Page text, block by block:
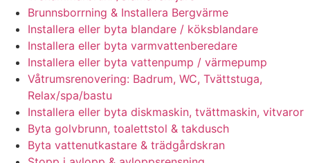
Brunnsborrning & Installera Bergvärme
Installera eller byta blandare / köksblandare
Installera eller byta varmvattenberedare
Installera eller byta vattenpump / värmepump
Våtrumsrenovering: Badrum, WC, Tvättstuga,
Relax/spa/bastu
Installera eller byta diskmaskin, tvättmaskin, vitvaror
Byta golvbrunn, toalettstol & takdusch
Byta vattenutkastare & trädgårdskran